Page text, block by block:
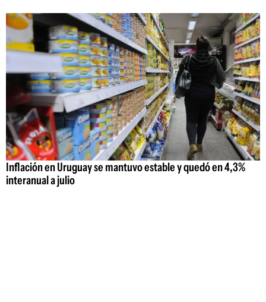
Inflación en Uruguay se mantuvo estable y quedó en 4,3%
interanual a julio